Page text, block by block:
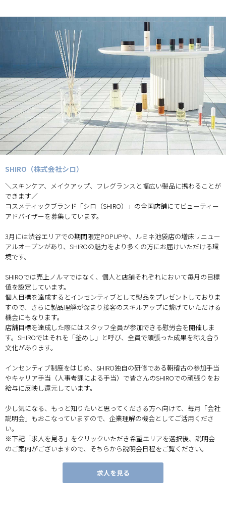
SHIRO（株式会社シロ）
＼スキンケア、メイクアップ、フレグランスと幅広い製品に携わることが
できます／
コスメティックブランド「シロ（SHIRO）」の全国店舗にてビューティー
アドバイザーを募集しています。
3月には渋谷エリアでの期間限定POPUPや、ルミネ池袋店の増床リニュー
アルオープンがあり、SHIROの魅力をより多くの方にお届けいただける環
境です。
SHIROでは売上ノルマではなく、個人と店舗それぞれにおいて毎月の目標
値を設定しています。
個人目標を達成するとインセンティブとして製品をプレゼントしておりま
すので、さらに製品理解が深まり接客のスキルアップに繋げていただける
機会にもなります。
店舗目標を達成した際にはスタッフ全員が参加できる慰労会を開催しま
す。SHIROではそれを「釜めし」と呼び、全員で頑張った成果を称え合う
文化があります。
インセンティブ制度をはじめ、SHIRO独自の研修である朝稽古の参加手当
やキャリア手当（人事考課による手当）で皆さんのSHIROでの頑張りをお
給与に反映し還元しています。
少し気になる、もっと知りたいと思ってくださる方へ向けて、毎月「会社
説明会」もおこなっていますので、企業理解の機会としてご活用くださ
い。
※下記「求人を見る」をクリックいただき希望エリアを選択後、説明会
のご案内がございますので、そちらから説明会日程をご覧ください。
求人を見る